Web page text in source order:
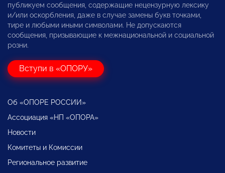
публикуем сообщения, содержащие нецензурную лексику
и/или оскорбления, даже в случае замены букв точками,
тире и любыми иными символами. Не допускаются
сообщения, призывающие к межнациональной и социальной
розни.
Вступи в «ОПОРУ»
Об «ОПОРЕ РОССИИ»
Ассоциация «НП «ОПОРА»
Новости
Комитеты и Комиссии
Региональное развитие